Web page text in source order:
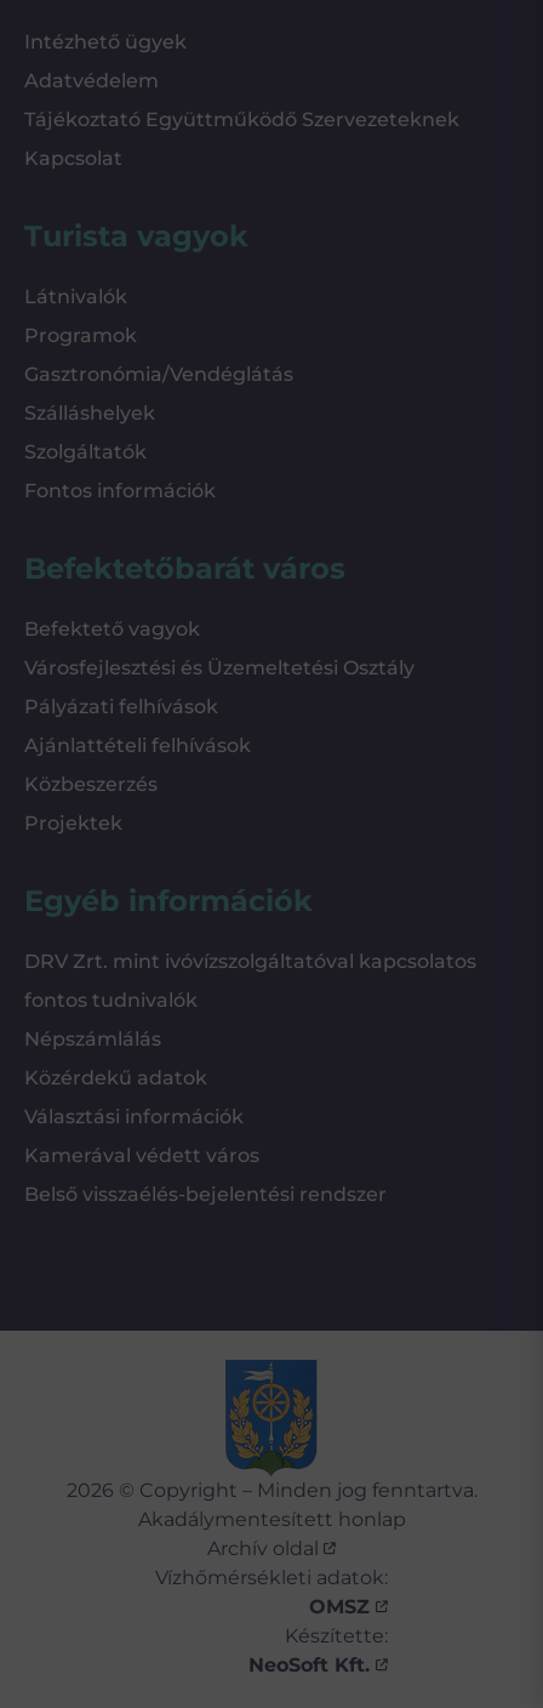
Intézhető ügyek
Adatvédelem
Tájékoztató Együttműködő Szervezeteknek
Kapcsolat
Turista vagyok
Látnivalók
Programok
Gasztronómia/Vendéglátás
Szálláshelyek
Szolgáltatók
Fontos információk
Befektetőbarát város
Befektető vagyok
Városfejlesztési és Üzemeltetési Osztály
Pályázati felhívások
Ajánlattételi felhívások
Közbeszerzés
Projektek
Egyéb információk
DRV Zrt. mint ivóvízszolgáltatóval kapcsolatos
fontos tudnivalók
Népszámlálás
Közérdekű adatok
Választási információk
Kamerával védett város
Belső visszaélés-bejelentési rendszer
2026 © Copyright – Minden jog fenntartva.
Akadálymentesített honlap
Archív oldal
Vízhőmérsékleti adatok:
OMSZ
Készítette:
NeoSoft Kft.